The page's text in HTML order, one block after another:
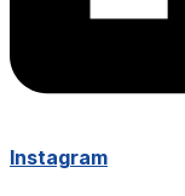
Instagram